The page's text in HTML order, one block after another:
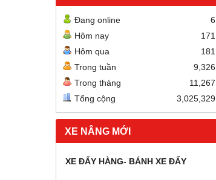
Đang online
6
Hôm nay
171
Hôm qua
181
Trong tuần
9,326
Trong tháng
11,267
Tổng cộng
3,025,329
XE NÂNG MỚI
XE ĐẨY HÀNG- BÁNH XE ĐẨY